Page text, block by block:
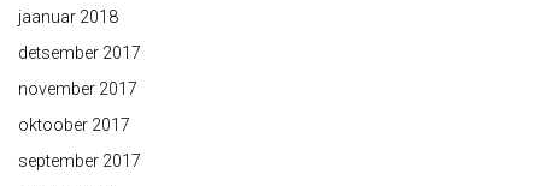
jaanuar 2018
detsember 2017
november 2017
oktoober 2017
september 2017